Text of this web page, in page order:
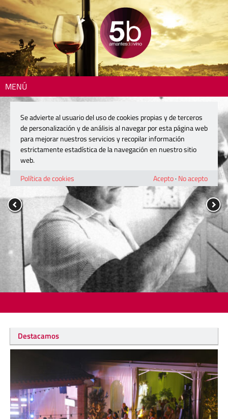
MENÚ
Destacamos
Se advierte al usuario del uso de cookies propias y de terceros
de personalización y de análisis al navegar por esta página web
para mejorar nuestros servicios y recopilar información
estrictamente estadística de la navegación en nuestro sitio
web.
Política de cookies
Acepto· No acepto